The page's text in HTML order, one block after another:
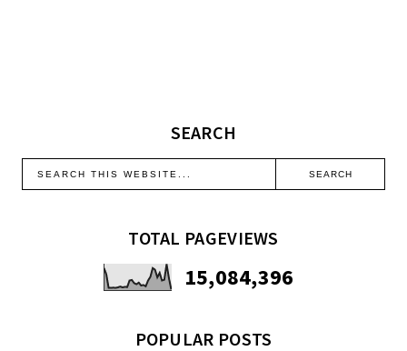
SEARCH
TOTAL PAGEVIEWS
15,084,396
POPULAR POSTS